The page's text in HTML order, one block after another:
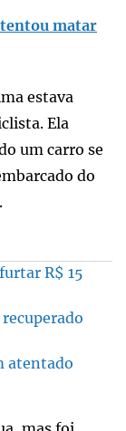
matar
estava
Ela
um carro se
do
R$ 15
atentado